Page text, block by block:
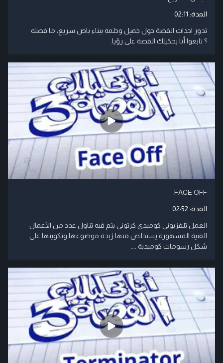
المدة: 02:11
تدور احداث القصة حول جميل وحلمه ببناء باص سريع، ما قصته
؟ تابعوا أنا بحكيلك القصة على رؤيا.
FACE OFF
المدة: 02:52
العمل تلفزيوني كوميدي كرتوني يتم فيه تناول عدد من الأعمال
الفنية المشهورة يستخلص منها زبدة موضوعها وتكوينها على
شكل رسومات كوميدية ....